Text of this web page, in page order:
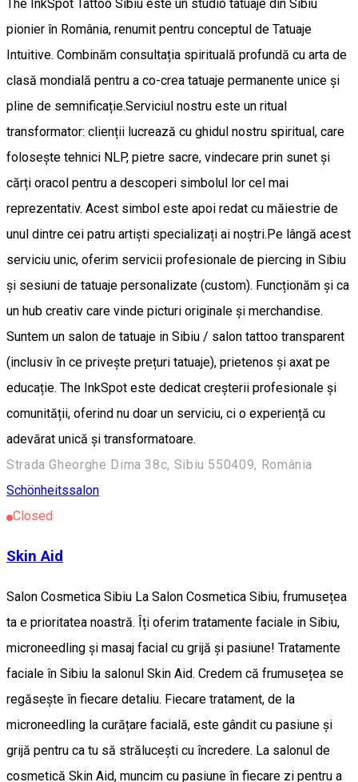
The InkSpot Tattoo Sibiu este un studio tatuaje din Sibiu
pionier în România, renumit pentru conceptul de Tatuaje
Intuitive. Combinăm consultația spirituală profundă cu arta de
clasă mondială pentru a co-crea tatuaje permanente unice și
pline de semnificație. ​Serviciul nostru este un ritual
transformator: clienții lucrează cu ghidul nostru spiritual, care
folosește tehnici NLP, pietre sacre, vindecare prin sunet și
cărți oracol pentru a descoperi simbolul lor cel mai
reprezentativ. Acest simbol este apoi redat cu măiestrie de
unul dintre cei patru artiști specializați ai noștri. ​Pe lângă acest
serviciu unic, oferim servicii profesionale de piercing in Sibiu
și sesiuni de tatuaje personalizate (custom). Funcționăm și ca
un hub creativ care vinde picturi originale și merchandise. ​
Suntem un salon de tatuaje in Sibiu / salon tattoo transparent
(inclusiv în ce privește prețuri tatuaje), prietenos și axat pe
educație. The InkSpot este dedicat creșterii profesionale și
comunității, oferind nu doar un serviciu, ci o experiență cu
adevărat unică și transformatoare.
Strada Gheorghe Dima 38c, Sibiu 550409, România
Schönheitssalon
Closed
Skin Aid
Salon Cosmetica Sibiu La Salon Cosmetica Sibiu, frumusețea
ta e prioritatea noastră. Îți oferim tratamente faciale in Sibiu,
microneedling și masaj facial cu grijă și pasiune! Tratamente
faciale în Sibiu la salonul Skin Aid. Credem că frumusețea se
regăsește în fiecare detaliu. Fiecare tratament, de la
microneedling la curățare facială, este gândit cu pasiune și
grijă pentru ca tu să strălucești cu încredere. La salonul de
cosmetică Skin Aid, muncim cu pasiune în fiecare zi pentru a